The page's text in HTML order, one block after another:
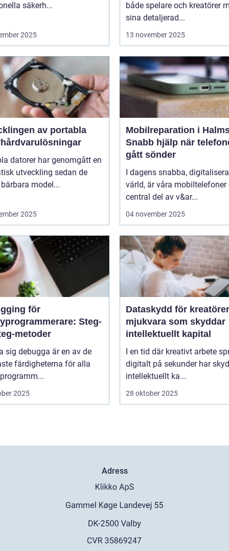
säkerh...
2025
både spelare och kreatörer
sina detaljerad...
13 november 2025
av portabla
datorer har genomgått en
utveckling sedan de
model...
2025
Mobilreparation i
Snabb hjälp när
gått sönder
I dagens snabba,
värld, är våra mobiltelefoner
central del av v&ar...
04 november 2025
för
Steg-
metoder
sig debugga är en av de
färdigheterna för alla
2025
Dataskydd för
mjukvara som skyddar
intellektuellt kapital
I en tid där kreativt arbete
digitalt på sekunder har
intellektuellt ka...
28 oktober 2025
Adress